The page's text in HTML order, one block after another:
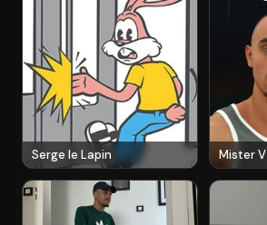
Serge le Lapin Mister V